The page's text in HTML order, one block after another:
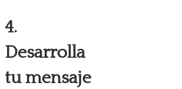
4.
Desarrolla
tu mensaje